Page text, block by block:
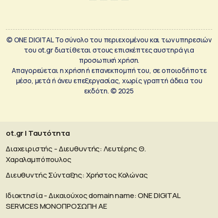
© ONE DIGITAL Το σύνολο του περιεχομένου και των υπηρεσιών
του ot.gr διατίθεται στους επισκέπτες αυστηρά για
προσωπική χρήση.
Απαγορεύεται η χρήση ή επανεκπομπή του, σε οποιοδήποτε
μέσο, μετά ή άνευ επεξεργασίας, χωρίς γραπτή άδεια του
εκδότη. © 2025
ot.gr | Ταυτότητα
Διαχειριστής - Διευθυντής: Λευτέρης Θ.
Χαραλαμπόπουλος
Διευθυντής Σύνταξης: Χρήστος Κολώνας
Ιδιοκτησία - Δικαιούχος domain name: ΟΝΕ DIGITAL
SERVICES MONOΠΡΟΣΩΠΗ ΑΕ